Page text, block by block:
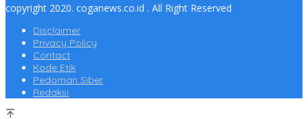
copyright 2020. coganews.co.id . All Right Reserved
Disclaimer
Privacy Policy
Contact
Kode Etik
Pedoman Siber
Redaksi